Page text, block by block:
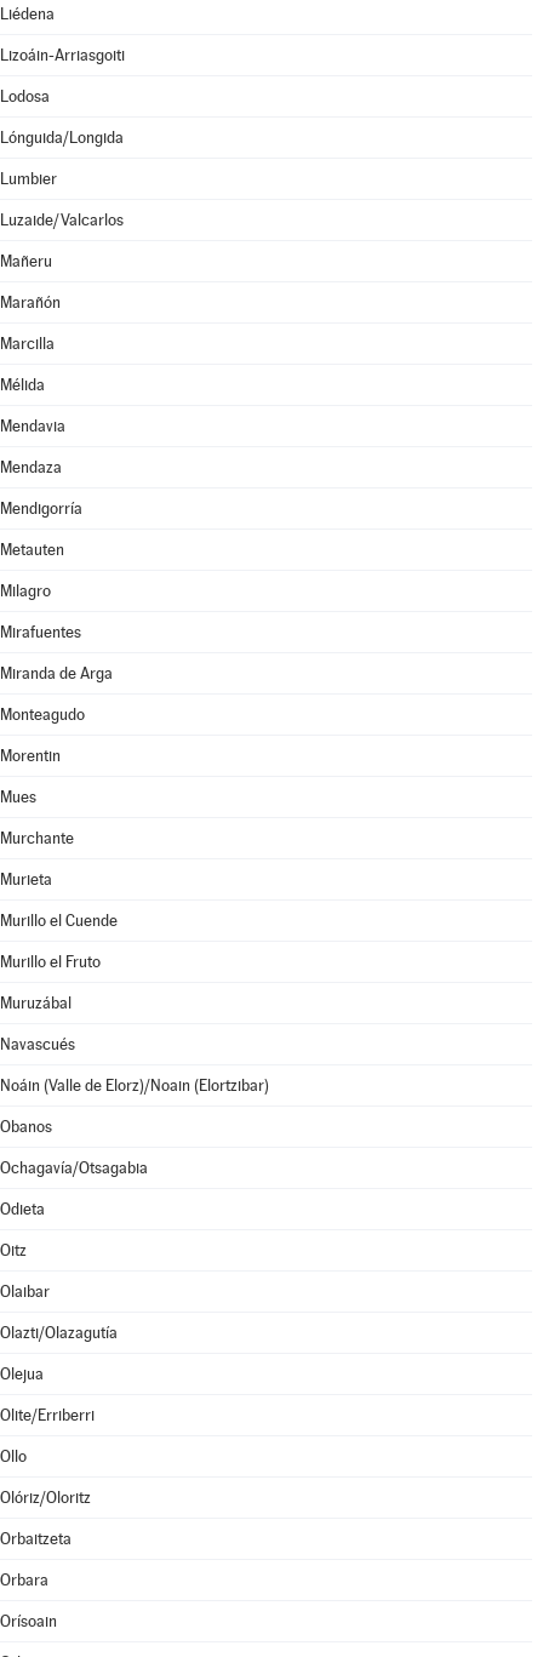
Liédena
Lizoáin-Arriasgoiti
Lodosa
Lónguida/Longida
Lumbier
Luzaide/Valcarlos
Mañeru
Marañón
Marcilla
Mélida
Mendavia
Mendaza
Mendigorría
Metauten
Milagro
Mirafuentes
Miranda de Arga
Monteagudo
Morentin
Mues
Murchante
Murieta
Murillo el Cuende
Murillo el Fruto
Muruzábal
Navascués
Noáin (Valle de Elorz)/Noain (Elortzibar)
Obanos
Ochagavía/Otsagabia
Odieta
Oitz
Olaibar
Olazti/Olazagutía
Olejua
Olite/Erriberri
Ollo
Olóriz/Oloritz
Orbaitzeta
Orbara
Orísoain